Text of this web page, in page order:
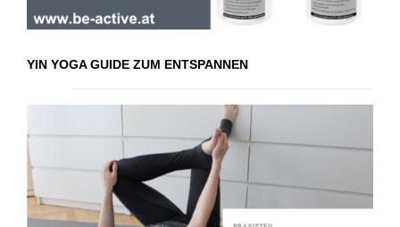
YIN YOGA GUIDE ZUM ENTSPANNEN